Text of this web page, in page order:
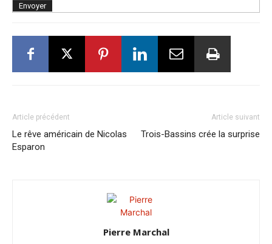
Article précédent
Le rêve américain de Nicolas
Esparon
Article suivant
Trois-Bassins crée la surprise
Pierre Marchal